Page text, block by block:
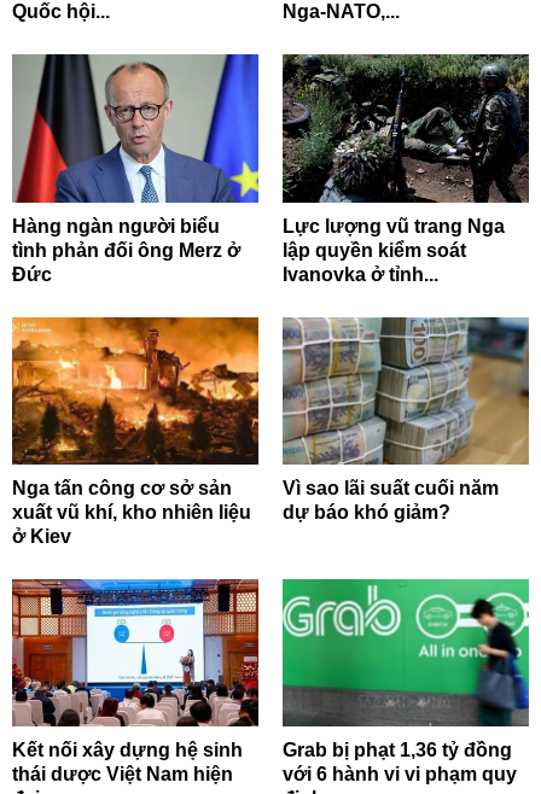
Quốc hội...
Nga-NATO,...
Hàng ngàn người biểu
tình phản đối ông Merz ở
Đức
Lực lượng vũ trang Nga
lập quyền kiểm soát
Ivanovka ở tỉnh...
Nga tấn công cơ sở sản
xuất vũ khí, kho nhiên liệu
ở Kiev
Vì sao lãi suất cuối năm
dự báo khó giảm?
Kết nối xây dựng hệ sinh
thái dược Việt Nam hiện
Grab bị phạt 1,36 tỷ đồng
với 6 hành vi vi phạm quy